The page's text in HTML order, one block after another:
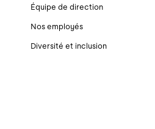
Équipe de direction
Nos employés
Diversité et inclusion